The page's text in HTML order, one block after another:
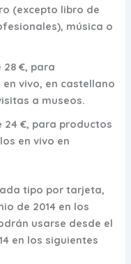
(excepto libro de
música o
28 €, para
vivo, en castellano
a museos.
24 €, para productos
en vivo en
tipo por tarjeta,
de 2014 en los
usarse desde el
en los siguientes